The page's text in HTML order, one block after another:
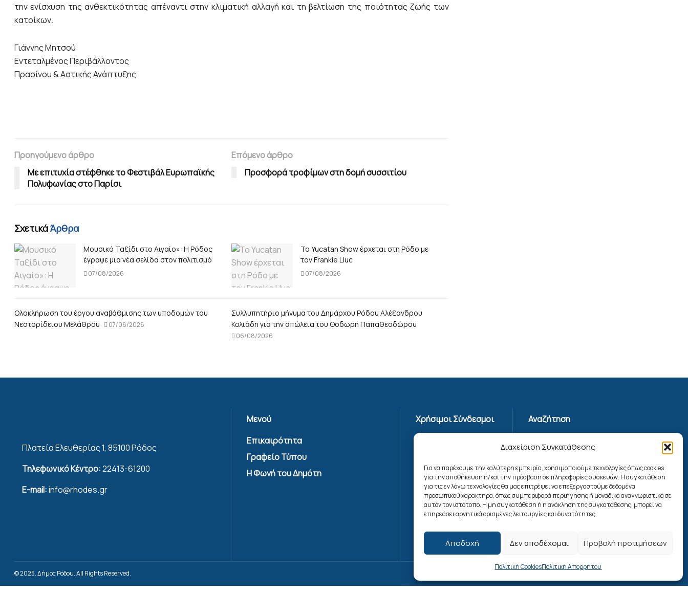
Διαχείριση Συγκατάθεσης
Για να παρέχουμε την καλύτερη εμπειρία, χρησιμοποιούμε τεχνολογίες όπως cookies
για την αποθήκευση ή/και την πρόσβαση σε πληροφορίες συσκευών. Η συγκατάθεση
για τις εν λόγω τεχνολογίες θα μας επιτρέψει να επεξεργαστούμε δεδομένα
προσωπικού χαρακτήρα, όπως συμπεριφορά περιήγησης ή μοναδικά αναγνωριστικά σε
αυτόν τον ιστότοπο. Η μη συγκατάθεση ή η ανάκληση της συγκατάθεσης, μπορεί να
επηρεάσει αρνητικά ορισμένες λειτουργίες και δυνατότητες.
Αποδοχή Δεν αποδέχομαι Προβολή προτιμήσεων
Πολιτική CookiesΠολιτική Απορρήτου
την ενίσχυση της ανθεκτικότητας απέναντι στην κλιματική αλλαγή και τη βελτίωση της ποιότητας ζωής των
κατοίκων.
Γιάννης Μητσού
Εντεταλμένος Περιβάλλοντος
Πρασίνου & Αστικής Ανάπτυξης
Προηγούμενο άρθρο
Με επιτυχία στέφθηκε το Φεστιβάλ Ευρωπαϊκής
Πολυφωνίας στο Παρίσι
Επόμενο άρθρο
Προσφορά τροφίμων στη δομή συσσιτίου
ΣχετικάΆρθρα
Μουσικό Ταξίδι στο Αιγαίο»: Η Ρόδος
έγραψε μια νέα σελίδα στον πολιτισμό
07/08/2026
Το Yucatan Show έρχεται στη Ρόδο με
τον Frankie Lluc
07/08/2026
Ολοκλήρωση του έργου αναβάθμισης των υποδομών του
Νεστορίδειου Μελάθρου
07/08/2026
Συλλυπητήριο μήνυμα του Δημάρχου Ρόδου Αλέξανδρου
Κολιάδη για την απώλεια του Θοδωρή Παπαθεοδώρου
06/08/2026
Πλατεία Ελευθερίας 1, 85100 Ρόδος
Τηλεφωνικό Κέντρο:22413-61200
E-mail:info@rhodes.gr
Μενού
Επικαιρότητα
Γραφείο Τύπου
Η Φωνή του Δημότη
Χρήσιμοι Σύνδεσμοι
Υπηρεσίας
Επικοινωνίας
Πολιτική Cookies
(ΕΕ)
Αναζήτηση
Ακολουθήστε μας
© 2025. Δήμος Ρόδου. All Rights Reserved.